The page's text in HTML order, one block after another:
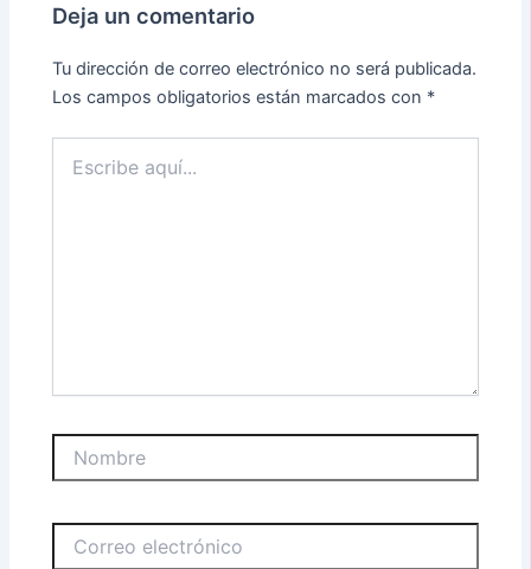
Deja un comentario
Tu dirección de correo electrónico no será publicada.
Los campos obligatorios están marcados con *
aquí...
electrónico